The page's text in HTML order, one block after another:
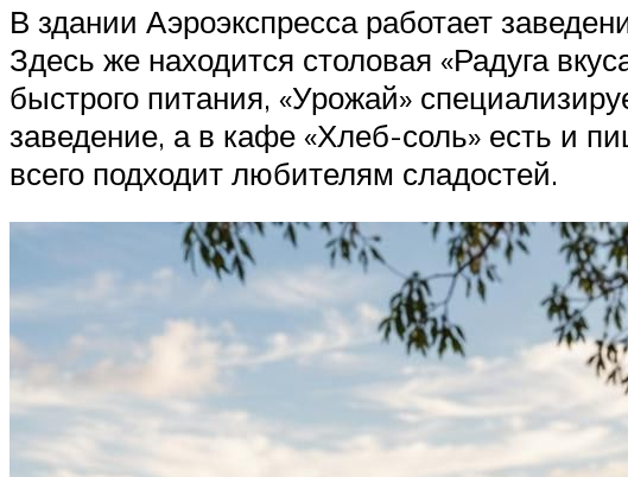
В здании Аэроэкспресса работает
Здесь же находится столовая «Радуга
быстрого питания, «Урожай»
заведение, а в кафе «Хлеб-соль» есть и
всего подходит любителям сладостей.